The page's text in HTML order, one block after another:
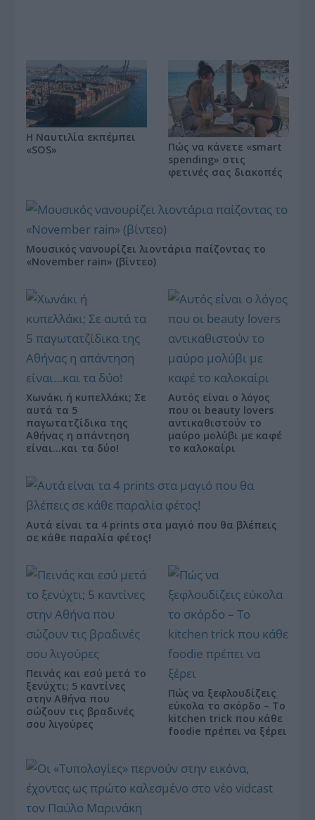
Η Ναυτιλία εκπέμπει
«SOS»
Πώς να κάνετε «smart
spending» στις
φετινές σας διακοπές
Μουσικός νανουρίζει λιοντάρια παίζοντας το
«November rain» (βίντεο)
Χωνάκι ή κυπελλάκι; Σε
αυτά τα 5
παγωτατζίδικα της
Αθήνας η απάντηση
είναι…και τα δύο!
Αυτός είναι ο λόγος
που οι beauty lovers
αντικαθιστούν το
μαύρο μολύβι με καφέ
το καλοκαίρι
Αυτά είναι τα 4 prints στα μαγιό που θα βλέπεις
σε κάθε παραλία φέτος!
Πεινάς και εσύ μετά το
ξενύχτι; 5 καντίνες
στην Αθήνα που
σώζουν τις βραδινές
σου λιγούρες
Πώς να ξεφλουδίζεις
εύκολα το σκόρδο – Το
kitchen trick που κάθε
foodie πρέπει να ξέρει